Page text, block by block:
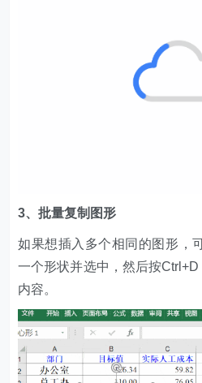
3、批量复制图形
如果想插入多个相同的图形，
一个形状并选中，然后按
内容。